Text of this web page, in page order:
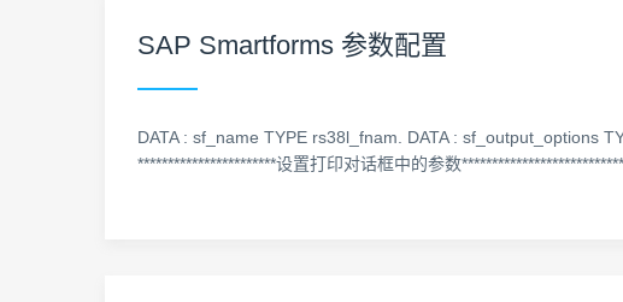
SAP Smartforms 参数配置
DATA : sf_name TYPE rs38l_fnam. DATA : sf_output_options
***********************设置打印对话框中的参数